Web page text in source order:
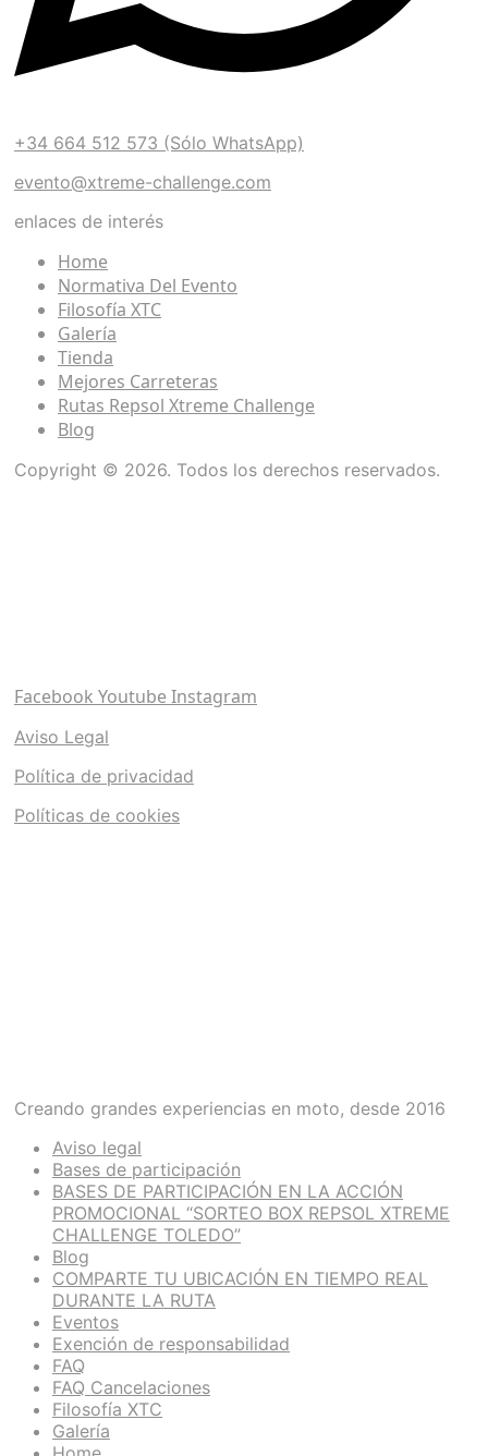
+34 664 512 573 (Sólo WhatsApp)
evento@xtreme-challenge.com
enlaces de interés
Home
Normativa Del Evento
Filosofía XTC
Galería
Tienda
Mejores Carreteras
Rutas Repsol Xtreme Challenge
Blog
Copyright © 2026. Todos los derechos reservados.
Facebook Youtube Instagram
Aviso Legal
Política de privacidad
Políticas de cookies
Creando grandes experiencias en moto, desde 2016
Aviso legal
Bases de participación
BASES DE PARTICIPACIÓN EN LA ACCIÓN
PROMOCIONAL “SORTEO BOX REPSOL XTREME
CHALLENGE TOLEDO”
Blog
COMPARTE TU UBICACIÓN EN TIEMPO REAL
DURANTE LA RUTA
Eventos
Exención de responsabilidad
FAQ
FAQ Cancelaciones
Filosofía XTC
Galería